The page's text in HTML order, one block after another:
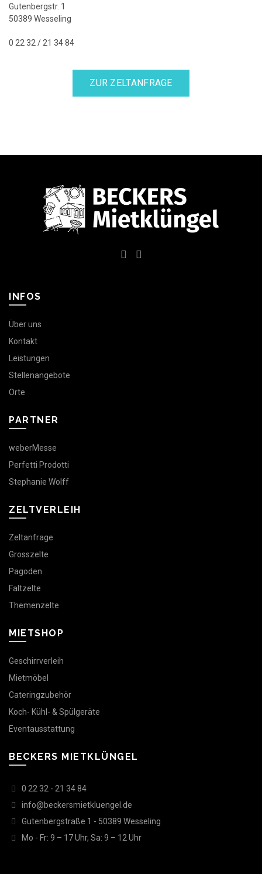
Gutenbergstr. 1
50389 Wesseling
0 22 32 / 21 34 84
ZUR ZELTANFRAGE
INFOS
Über uns
Kontakt
Leistungen
Stellenangebote
Orte
PARTNER
weberMesse
Perfetti Prodotti
Stephanie Wolff
ZELTVERLEIH
Zeltanfrage
Grosszelte
Pagoden
Faltzelte
Themenzelte
MIETSHOP
Geschirrverleih
Mietmöbel
Cateringzubehör
Koch- Kühl- & Spülgeräte
Eventausstattung
BECKERS MIETKLÜNGEL
0 22 32 - 21 34 84
info@beckersmietkluengel.de
Gutenbergstraße 1 - 50389 Wesseling
Mo - Fr: 9 – 17 Uhr, Sa: 9 – 12 Uhr